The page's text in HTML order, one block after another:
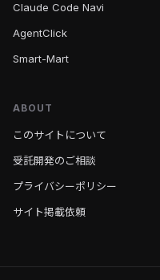
Claude Code Navi
AgentClick
Smart-Mart
ABOUT
このサイトについて
受託開発のご相談
プライバシーポリシー
サイト掲載依頼